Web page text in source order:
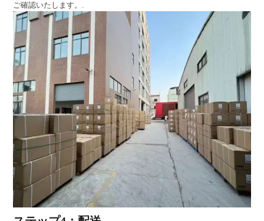
ご確認いたします。.